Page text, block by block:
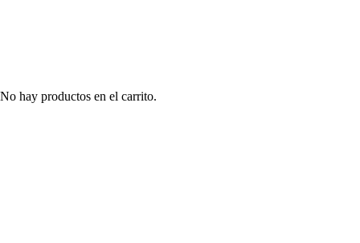
No hay productos en el carrito.